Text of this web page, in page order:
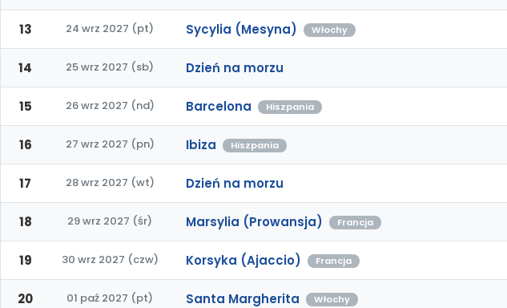
13 24 wrz 2027 (pt) Sycylia (Mesyna) Włochy
14 25 wrz 2027 (sb) Dzień na morzu
15 26 wrz 2027 (nd) Barcelona Hiszpania
16 27 wrz 2027 (pn) Ibiza Hiszpania
17 28 wrz 2027 (wt) Dzień na morzu
18 29 wrz 2027 (śr) Marsylia (Prowansja) Francja
19 30 wrz 2027 (czw) Korsyka (Ajaccio) Francja
20 01 paź 2027 (pt) Santa Margherita Włochy